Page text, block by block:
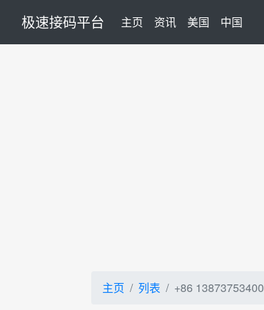
极速接码平台 主页 (current)
资讯 美国 中国
主页 列表 +86 13873753400